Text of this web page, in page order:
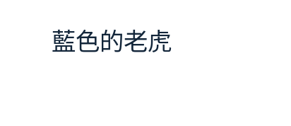
藍色的老虎